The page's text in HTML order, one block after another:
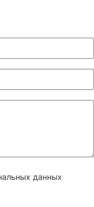
данных